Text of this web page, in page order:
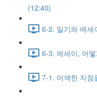
(12:40)
6-2. 일기와 에세
6-3. 에세이, 어
7-1. 어색한 지점